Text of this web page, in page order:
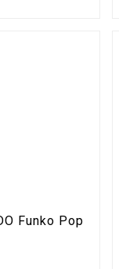
Funko Pop